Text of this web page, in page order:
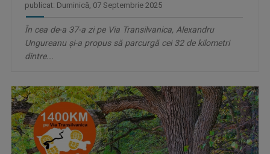
publicat: Duminică, 07 Septembrie 2025
În cea de-a 37-a zi pe Via Transilvanica, Alexandru
Ungureanu și-a propus să parcurgă cei 32 de kilometri
dintre...